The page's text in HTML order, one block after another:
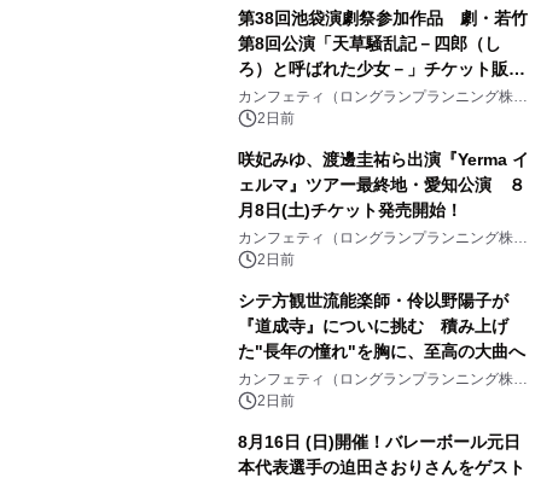
第38回池袋演劇祭参加作品 劇・若竹
第8回公演「天草騒乱記－四郎（し
ろ）と呼ばれた少女－」チケット販売
開始
カンフェティ（ロングランプランニング株式
会社）
2日前
咲妃みゆ、渡邊圭祐ら出演『Yerma イ
ェルマ』ツアー最終地・愛知公演 ８
月8日(土)チケット発売開始！
カンフェティ（ロングランプランニング株式
会社）
2日前
シテ方観世流能楽師・伶以野陽子が
『道成寺』についに挑む 積み上げ
た"長年の憧れ"を胸に、至高の大曲へ
カンフェティ（ロングランプランニング株式
会社）
2日前
8月16日 (日)開催！バレーボール元日
本代表選手の迫田さおりさんをゲスト